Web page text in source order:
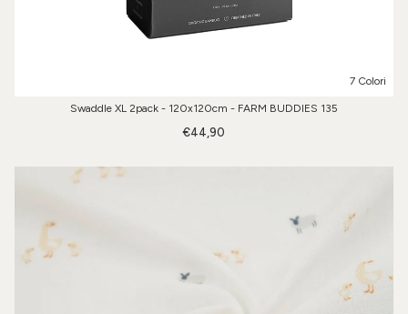
7 Colori
Swaddle XL 2pack - 120x120cm - FARM BUDDIES 135
€44,90